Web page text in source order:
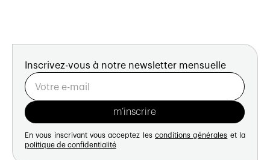
Inscrivez-vous à notre newsletter mensuelle
En vous inscrivant vous acceptez les conditions générales et la
politique de confidentialité